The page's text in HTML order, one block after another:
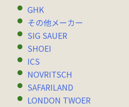
GHK
その他メーカー
SIG SAUER
SHOEI
ICS
NOVRITSCH
SAFARILAND
LONDON TWOER